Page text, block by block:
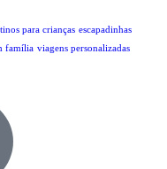
para crianças escapadinhas
família viagens personalizadas